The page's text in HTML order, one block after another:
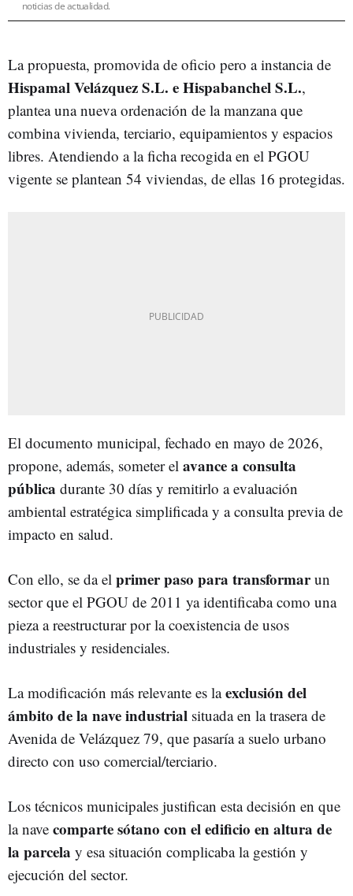
noticias de actualidad.
La propuesta, promovida de oficio pero a instancia de
Hispamal Velázquez S.L. e Hispabanchel S.L.,
plantea una nueva ordenación de la manzana que
combina vivienda, terciario, equipamientos y espacios
libres. Atendiendo a la ficha recogida en el PGOU
vigente se plantean 54 viviendas, de ellas 16 protegidas.
El documento municipal, fechado en mayo de 2026,
propone, además, someter el avance a consulta
pública durante 30 días y remitirlo a evaluación
ambiental estratégica simplificada y a consulta previa de
impacto en salud.
Con ello, se da el primer paso para transformarun
sector que el PGOU de 2011 ya identificaba como una
pieza a reestructurar por la coexistencia de usos
industriales y residenciales.
La modificación más relevante es laexclusión del
ámbito de la nave industrial situada en la trasera de
Avenida de Velázquez 79, que pasaría a suelo urbano
directo con uso comercial/terciario.
Los técnicos municipales justifican esta decisión en que
la nave comparte sótano con el edificio en altura de
la parcela y esa situación complicaba la gestión y
ejecución del sector.